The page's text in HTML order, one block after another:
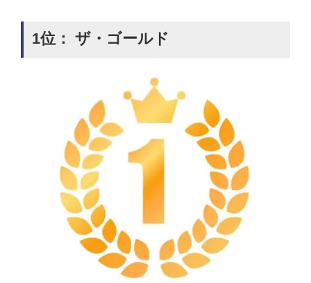
1位： ザ・ゴールド